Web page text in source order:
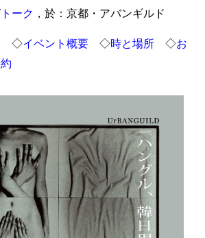
ーク ，於：京都・アバンギルド
◇イベント概要 ◇時と場所 ◇お